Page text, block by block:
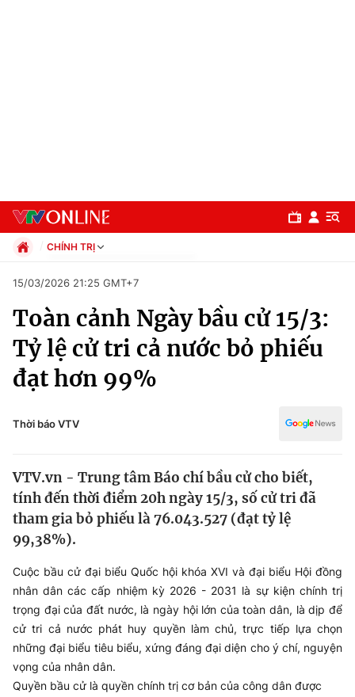
Chuyên mục
Chính trị
Y tế
Thế giới
Tin tức
Thế giới đó đây
Câu chuyện quốc tế
Kinh tế
Tài chính
Thị trường
Góc doanh nghiệp
Dữ liệu và đời sống
Truyền hình
CHÍNH TRỊ
Xã hội
Pháp luật
Thể thao
Truyền hình
Văn hóa - Giải trí
Giáo dục
15/03/2026 21:25 GMT+7
Toàn cảnh Ngày bầu cử 15/3:
Tỷ lệ cử tri cả nước bỏ phiếu
đạt hơn 99%
Thời báo VTV
VTV.vn - Trung tâm Báo chí bầu cử cho biết,
tính đến thời điểm 20h ngày 15/3, số cử tri đã
tham gia bỏ phiếu là 76.043.527 (đạt tỷ lệ
99,38%).
Cuộc bầu cử đại biểu Quốc hội khóa XVI và đại biểu Hội đồng
nhân dân các cấp nhiệm kỳ 2026 - 2031 là sự kiện chính trị
trọng đại của đất nước, là ngày hội lớn của toàn dân, là dịp để
cử tri cả nước phát huy quyền làm chủ, trực tiếp lựa chọn
những đại biểu tiêu biểu, xứng đáng đại diện cho ý chí, nguyện
vọng của nhân dân.
Quyền bầu cử là quyền chính trị cơ bản của công dân được